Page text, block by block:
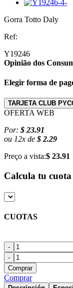
Gorra Totto Daly
Ref:
Y19246
Opinião dos
Elegir forma de
TARJETA CLUB
OFERTA WEB
Por: $ 23.91
ou 12x de $ 2.29
Preço a vista:$ 23.91
Calcula tu cuota
CUOTAS
-
-
Comprar
Comprar